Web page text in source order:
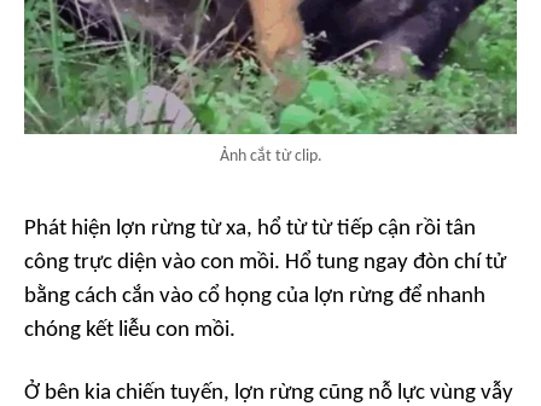
Ảnh cắt từ clip.
Phát hiện lợn rừng từ xa, hổ từ từ tiếp cận rồi tân
công trực diện vào con mồi. Hổ tung ngay đòn chí tử
bằng cách cắn vào cổ họng của lợn rừng để nhanh
chóng kết liễu con mồi.
Ở bên kia chiến tuyến, lợn rừng cũng nỗ lực vùng vẫy